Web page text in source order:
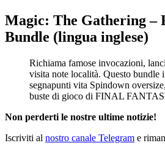
Magic: The Gathering –
Bundle (lingua inglese)
Richiama famose invocazioni,
visita note località. Questo bundle
segnapunti vita Spindown
buste di gioco di FINAL
Non perderti le nostre ultime notizie!
Iscriviti al nostro canale Telegram e